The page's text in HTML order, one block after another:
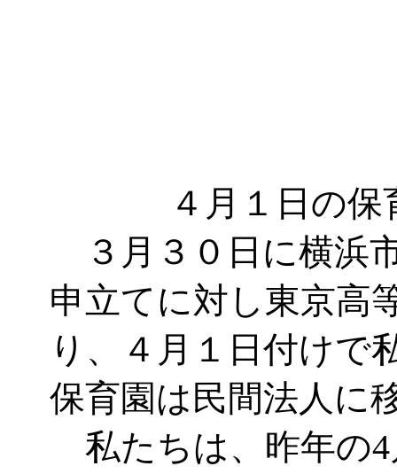
４月１日の
３月３０日に横浜
申立てに対し東京高
り、４月１日付けで
保育園は民間法人に
私たちは、昨年の